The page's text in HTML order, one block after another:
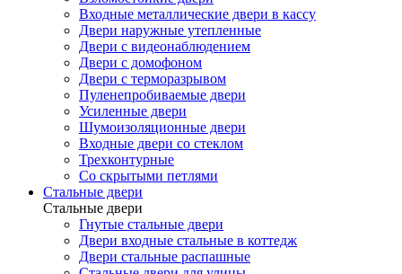
Входные металлические двери в кассу
Двери наружные утепленные
Двери с видеонаблюдением
Двери с домофоном
Двери с терморазрывом
Пуленепробиваемые двери
Усиленные двери
Шумоизоляционные двери
Входные двери со стеклом
Трехконтурные
Со скрытыми петлями
Стальные двери
Стальные двери
Гнутые стальные двери
Двери входные стальные в коттедж
Двери стальные распашные